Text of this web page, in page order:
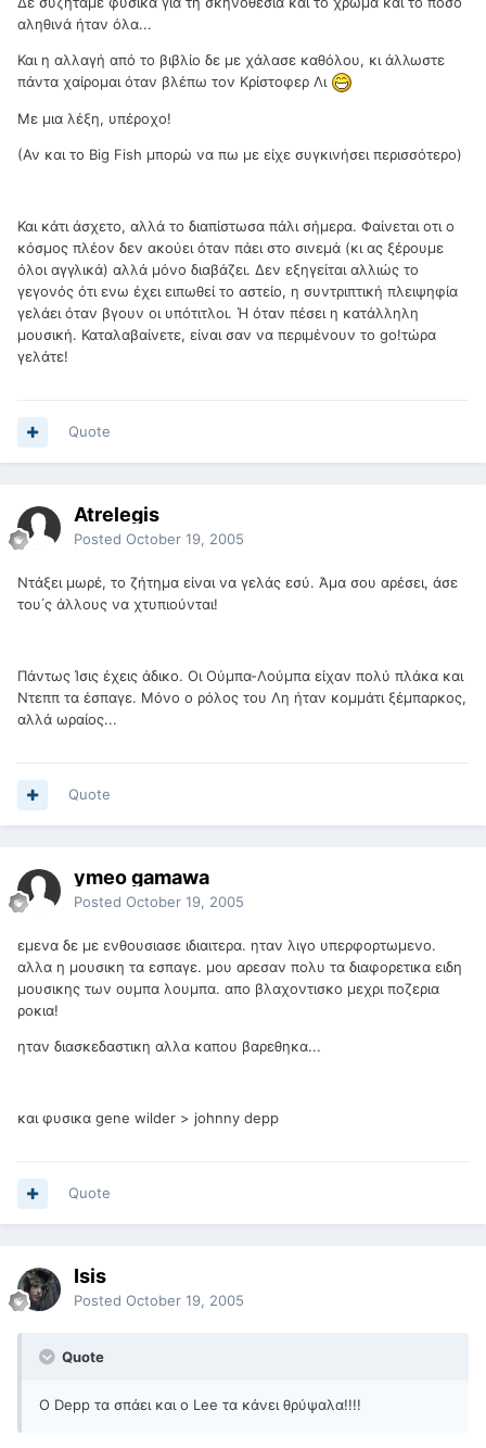
αληθινά ήταν όλα...
Και η αλλαγή από το βιβλίο δε με χάλασε καθόλου, κι άλλωστε
πάντα χαίρομαι όταν βλέπω τον Κρίστοφερ Λι
Με μια λέξη, υπέροχο!
(Αν και το Big Fish μπορώ να πω με είχε συγκινήσει περισσότερο)
Και κάτι άσχετο, αλλά το διαπίστωσα πάλι σήμερα. Φαίνεται οτι ο
κόσμος πλέον δεν ακούει όταν πάει στο σινεμά (κι ας ξέρουμε
όλοι αγγλικά) αλλά μόνο διαβάζει. Δεν εξηγείται αλλιώς το
γεγονός ότι ενω έχει ειπωθεί το αστείο, η συντριπτική πλειψηφία
γελάει όταν βγουν οι υπότιτλοι. Ή όταν πέσει η κατάλληλη
μουσική. Καταλαβαίνετε, είναι σαν να περιμένουν το go!τώρα
γελάτε!
Quote
Atrelegis
Posted October 19, 2005
Ντάξει μωρέ, το ζήτημα είναι να γελάς εσύ. Άμα σου αρέσει, άσε
του΄ς άλλους να χτυπιούνται!
Πάντως Ίσις έχεις άδικο. Οι Ούμπα-Λούμπα είχαν πολύ πλάκα και
Ντεππ τα έσπαγε. Μόνο ο ρόλος του Λη ήταν κομμάτι ξέμπαρκος,
αλλά ωραίος...
Quote
ymeο gamawa
Posted October 19, 2005
εμενα δε με ενθουσιασε ιδιαιτερα. ηταν λιγο υπερφορτωμενο.
αλλα η μουσικη τα εσπαγε. μου αρεσαν πολυ τα διαφορετικα ειδη
μουσικης των ουμπα λουμπα. απο βλαχοντισκο μεχρι ποζερια
ροκια!
ηταν διασκεδαστικη αλλα καπου βαρεθηκα...
και φυσικα gene wilder > johnny depp
Quote
Isis
Posted October 19, 2005
Quote
Ο Depp τα σπάει και ο Lee τα κάνει θρύψαλα!!!!